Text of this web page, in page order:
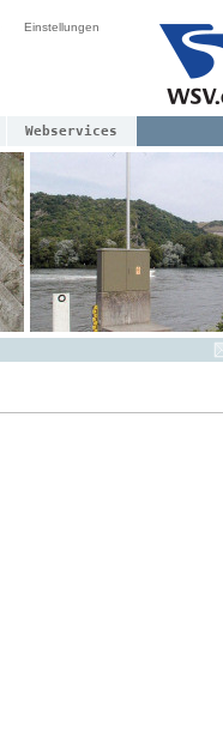
Einstellungen
Webservices